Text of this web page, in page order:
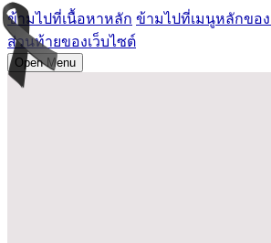
ข้ามไปที่เนื้อหาหลัก ข้ามไปที่เมนูหลักของ
ส่วนท้ายของเว็บไซต์
Open Menu